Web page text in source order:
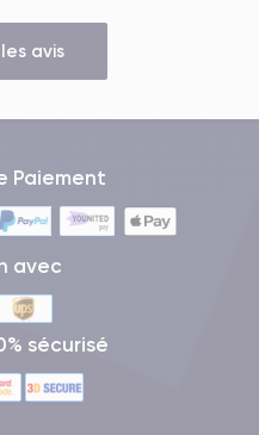
avis
Paiement
avec
sécurisé